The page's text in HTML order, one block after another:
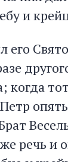
и
его
когда
речь и